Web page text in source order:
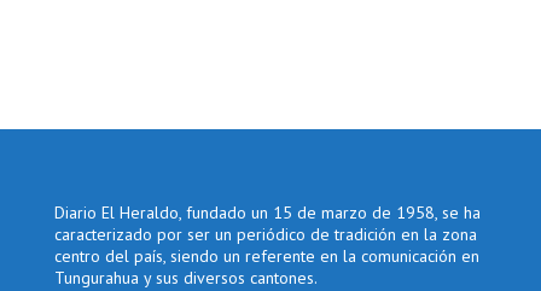
Diario El Heraldo, fundado un 15 de marzo de 1958, se ha
caracterizado por ser un periódico de tradición en la zona
centro del país, siendo un referente en la comunicación en
Tungurahua y sus diversos cantones.